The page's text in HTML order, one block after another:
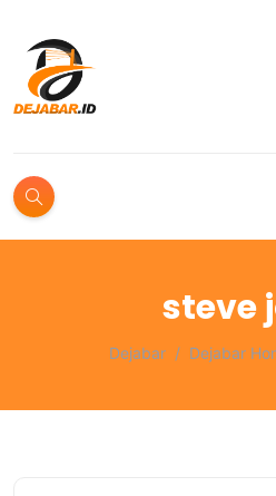
steve
Dejabar Dejabar